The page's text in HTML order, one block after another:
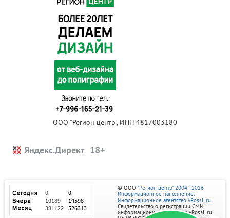
ООО "Регион центр", ИНН 4817003180
Яндекс.Директ
© ООО "Регион центр" 2004 - 2026
Информационное наполнение:
Информационное агентство vRossii.ru
Свидетельство о регистрации СМИ
информационного агентства vRossii.ru